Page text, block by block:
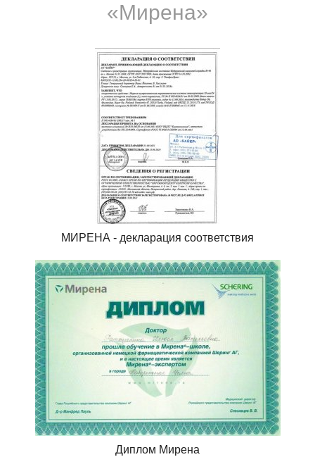
«Мирена»
МИРЕНА - декларация соответствия
Диплом Мирена